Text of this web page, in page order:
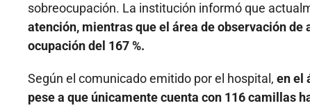
sobreocupación. La institución informó que
atención, mientras que el área de observación
ocupación del 167 %.
Según el comunicado emitido por el hospital, en el
pese a que únicamente cuenta con 116 camillas